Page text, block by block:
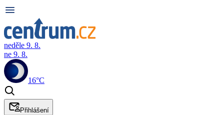
neděle 9. 8.
ne 9. 8.
16°C
Přihlášení